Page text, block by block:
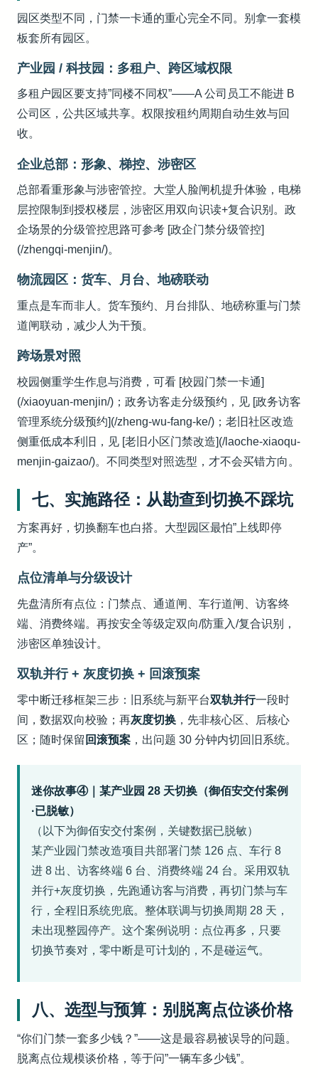
园区类型不同，门禁一卡通的重心完全不同。别拿一套模
板套所有园区。
产业园 / 科技园：多租户、跨区域权限
多租户园区要支持”同楼不同权”——A 公司员工不能进 B
公司区，公共区域共享。权限按租约周期自动生效与回
收。
企业总部：形象、梯控、涉密区
总部看重形象与涉密管控。大堂人脸闸机提升体验，电梯
层控限制到授权楼层，涉密区用双向识读+复合识别。政
企场景的分级管控思路可参考 [政企门禁分级管控]
(/zhengqi-menjin/)。
物流园区：货车、月台、地磅联动
重点是车而非人。货车预约、月台排队、地磅称重与门禁
道闸联动，减少人为干预。
跨场景对照
校园侧重学生作息与消费，可看 [校园门禁一卡通]
(/xiaoyuan-menjin/)；政务访客走分级预约，见 [政务访客
管理系统分级预约](/zheng-wu-fang-ke/)；老旧社区改造
侧重低成本利旧，见 [老旧小区门禁改造](/laoche-xiaoqu-
menjin-gaizao/)。不同类型对照选型，才不会买错方向。
七、实施路径：从勘查到切换不踩坑
方案再好，切换翻车也白搭。大型园区最怕”上线即停
产”。
点位清单与分级设计
先盘清所有点位：门禁点、通道闸、车行道闸、访客终
端、消费终端。再按安全等级定双向/防重入/复合识别，
涉密区单独设计。
双轨并行 + 灰度切换 + 回滚预案
零中断迁移框架三步：旧系统与新平台双轨并行一段时
间，数据双向校验；再灰度切换 ，先非核心区、后核心
区；随时保留 回滚预案 ，出问题 30 分钟内切回旧系统。
迷你故事④｜某产业园 28 天切换（御佰安交付案例
·已脱敏）
（以下为御佰安交付案例，关键数据已脱敏）
某产业园门禁改造项目共部署门禁 126 点、车行 8
进 8 出、访客终端 6 台、消费终端 24 台。采用双轨
并行+灰度切换，先跑通访客与消费，再切门禁与车
行，全程旧系统兜底。整体联调与切换周期 28 天，
未出现整园停产。这个案例说明：点位再多，只要
切换节奏对，零中断是可计划的，不是碰运气。
八、选型与预算：别脱离点位谈价格
“你们门禁一套多少钱？”——这是最容易被误导的问题。
脱离点位规模谈价格，等于问”一辆车多少钱”。